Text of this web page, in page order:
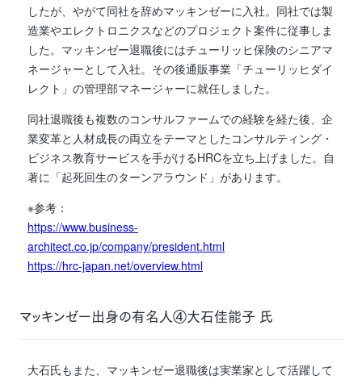
したが、やがて同社を辞めマッキンゼーに入社。同社では製
造業やエレクトロニクスなどのプロジェクト案件に従事しま
した。マッキンゼー退職後にはチューリッヒ保険のシニアマ
ネージャーとして入社。その後通販事業「チューリッヒダイ
レクト」の管理部マネージャーに就任しました。
同社退職後も複数のコンサルファームでの経験を経た後、企
業変革と人材成長の両立をテーマとしたコンサルティング・
ビジネス教育サービスを手がけるHRCを立ち上げました。自
著に「起死回生のターンアラウンド」があります。
※参考：
https://www.business-
architect.co.jp/company/president.html
https://hrc-japan.net/overview.html
マッキンゼー出身の有名人④大石佳能子 氏
大石氏もまた、マッキンゼー退職後は実業家として活躍して